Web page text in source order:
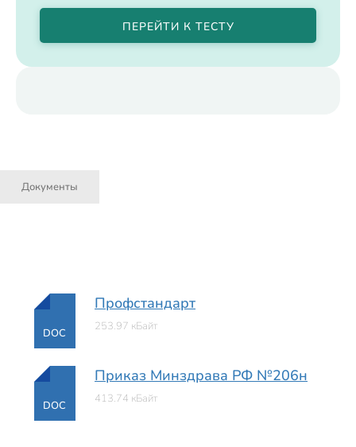
ПЕРЕЙТИ К ТЕСТУ
Документы
DOC
Профстандарт
253.97 кБайт
DOC
Приказ Минздрава РФ №206н
413.74 кБайт